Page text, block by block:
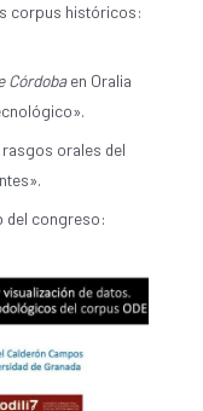
corpus históricos:
Córdobaen Oralia
rasgos orales del
del congreso: